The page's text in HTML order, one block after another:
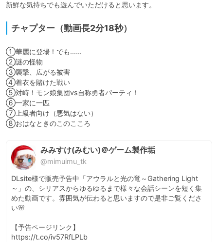
新鮮な気持ちでも遊んでいただけると思います。
チャプター（動画長2分18秒）
①華麗に登場！でも……
②謎の怪物
③襲撃、広がる被害
④着衣を賭けた戦い
⑤対峙！モン娘集団vs自称勇者パーティ！
⑥一家に一匹
⑦上級者向け（悪気はない）
⑧おはなときのこのこころ
みみすけ(みむい)＠ゲーム製作垢
@mimuimu_tk
DLsite様で販売予告中「アウラルと光の竜～Gathering Light
～」の、シリアスからゆるゆるまで様々な会話シーンを短く集
めた動画です。雰囲気が伝わると思いますので是非ご覧くださ
い🌸
【予告ページリンク】
https://t.co/iv57RfLPLb